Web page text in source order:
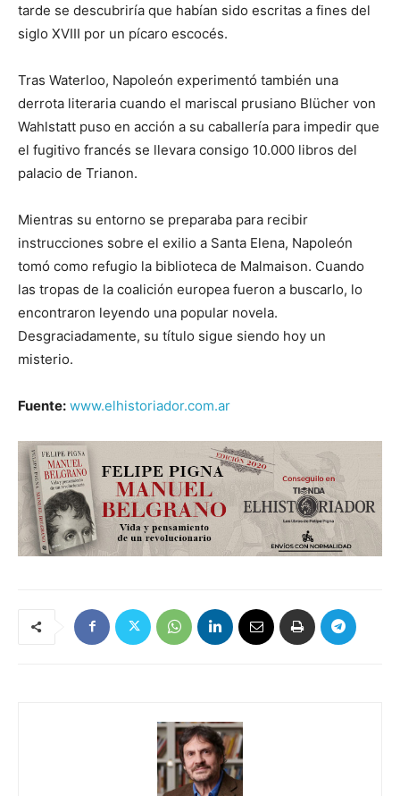
tarde se descubriría que habían sido escritas a fines del
siglo XVIII por un pícaro escocés.
Tras Waterloo, Napoleón experimentó también una
derrota literaria cuando el mariscal prusiano Blücher von
Wahlstatt puso en acción a su caballería para impedir que
el fugitivo francés se llevara consigo 10.000 libros del
palacio de Trianon.
Mientras su entorno se preparaba para recibir
instrucciones sobre el exilio a Santa Elena, Napoleón
tomó como refugio la biblioteca de Malmaison. Cuando
las tropas de la coalición europea fueron a buscarlo, lo
encontraron leyendo una popular novela.
Desgraciadamente, su título sigue siendo hoy un
misterio.
Fuente: www.elhistoriador.com.ar